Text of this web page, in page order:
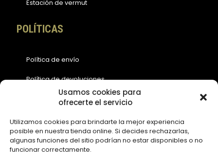
Usamos cookies para
ofrecerte el servicio
Utilizamos cookies para brindarte la mejor experiencia
posible en nuestra tienda online. Si decides rechazarlas,
algunas funciones del sitio podrían no estar disponibles o no
funcionar correctamente.
Estación de vermut
POLÍTICAS
Política de envío
Política de devoluciones
Política de cookies (EU)
Política de privacidad
Aviso legal